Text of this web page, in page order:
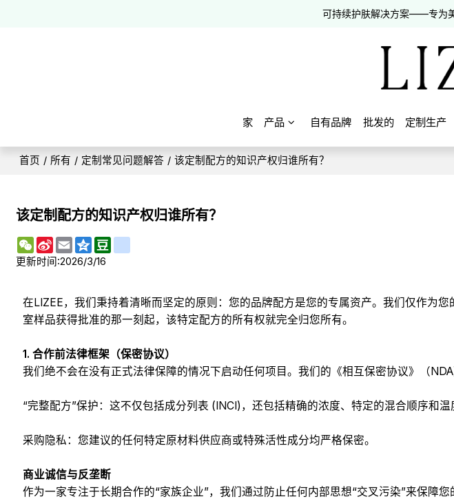
可持续护肤解决方案——专为
家 产品 自有品牌 批发的 定制生产
首页 / 所有 / 定制常见问题解答 / 该定制配方的知识产权归谁所有？
该定制配方的知识产权归谁所有？
WeChat
Sina
Weibo
EmailQzone
更新时间:2026/3/16
在LIZEE，我们秉持着清晰而坚定的原则：您的品牌配方是您的专属资产。我们仅作为
室样品获得批准的那一刻起，该特定配方的所有权就完全归您所有。
1. 合作前法律框架（保密协议）
我们绝不会在没有正式法律保障的情况下启动任何项目。我们的《相互保密协议》（
“完整配方”保护：这不仅包括成分列表 (INCI)，还包括精确的浓度、特定的混合顺序和温
采购隐私：您建议的任何特定原材料供应商或特殊活性成分均严格保密。
商业诚信与反垄断
作为一家专注于长期合作的“家族企业”，我们通过防止任何内部思想“交叉污染”来保障您